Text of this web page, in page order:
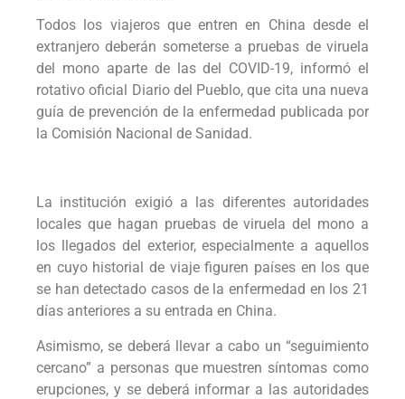
Todos los viajeros que entren en China desde el
extranjero deberán someterse a pruebas de viruela
del mono aparte de las del COVID-19, informó el
rotativo oficial Diario del Pueblo, que cita una nueva
guía de prevención de la enfermedad publicada por
la Comisión Nacional de Sanidad.
La institución exigió a las diferentes autoridades
locales que hagan pruebas de viruela del mono a
los llegados del exterior, especialmente a aquellos
en cuyo historial de viaje figuren países en los que
se han detectado casos de la enfermedad en los 21
días anteriores a su entrada en China.
Asimismo, se deberá llevar a cabo un “seguimiento
cercano” a personas que muestren síntomas como
erupciones, y se deberá informar a las autoridades